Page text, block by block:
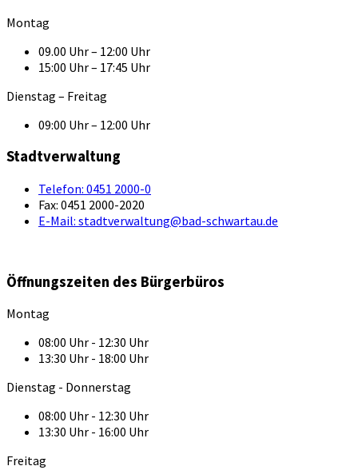
Montag
09.00 Uhr – 12:00 Uhr
15:00 Uhr – 17:45 Uhr
Dienstag – Freitag
09:00 Uhr – 12:00 Uhr
Stadtverwaltung
Telefon: 0451 2000-0
Fax: 0451 2000-2020
E-Mail: stadtverwaltung@bad-schwartau.de
Öffnungszeiten des Bürgerbüros
Montag
08:00 Uhr - 12:30 Uhr
13:30 Uhr - 18:00 Uhr
Dienstag - Donnerstag
08:00 Uhr - 12:30 Uhr
13:30 Uhr - 16:00 Uhr
Freitag